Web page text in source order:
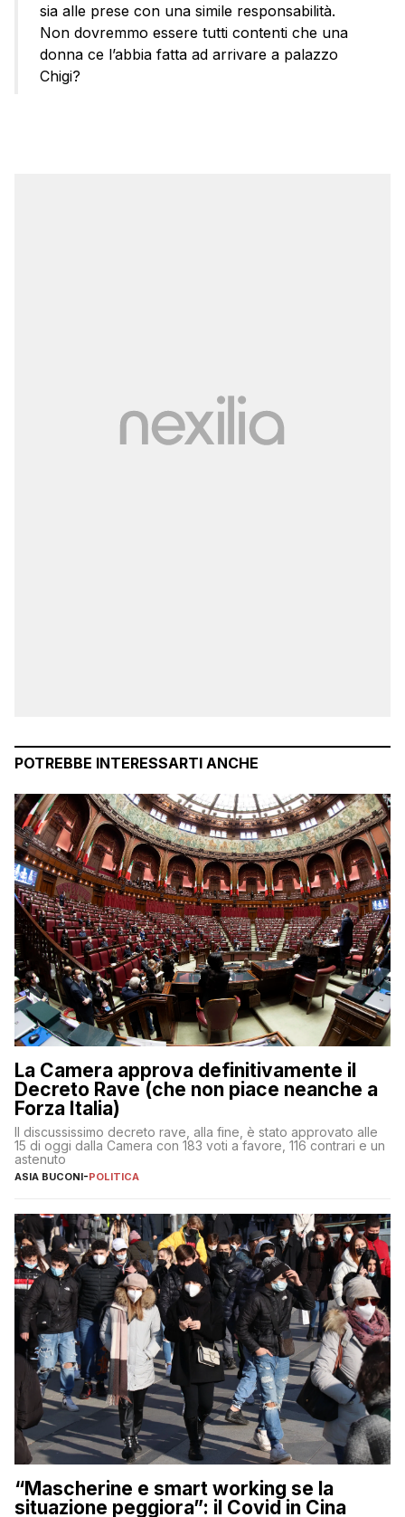
sia alle prese con una simile responsabilità.
Non dovremmo essere tutti contenti che una
donna ce l’abbia fatta ad arrivare a palazzo
Chigi?
POTREBBE INTERESSARTI ANCHE
La Camera approva definitivamente il
Decreto Rave (che non piace neanche a
Forza Italia)
Il discussissimo decreto rave, alla fine, è stato approvato alle
15 di oggi dalla Camera con 183 voti a favore, 116 contrari e un
astenuto
ASIA BUCONI-POLITICA
“Mascherine e smart working se la
situazione peggiora”: il Covid in Cina